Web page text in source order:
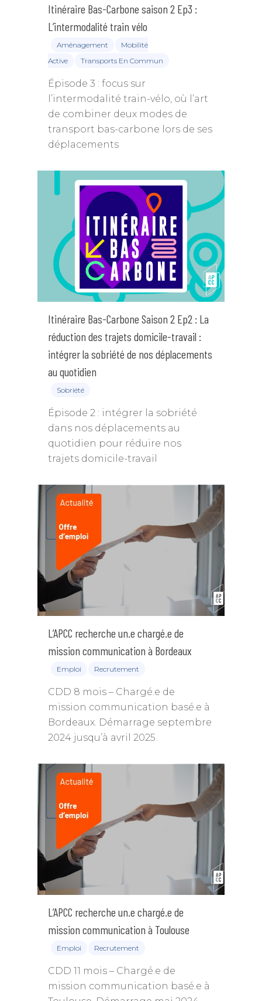
Itinéraire Bas-Carbone saison 2 Ep3 :
L’intermodalité train vélo
Aménagement
Mobilité
Active
Transports En Commun
Épisode 3 : focus sur
l’intermodalité train-vélo, où l’art
de combiner deux modes de
transport bas-carbone lors de ses
déplacements
Itinéraire Bas-Carbone Saison 2 Ep2 : La
réduction des trajets domicile-travail :
intégrer la sobriété de nos déplacements
au quotidien
Sobriété
Épisode 2 : intégrer la sobriété
dans nos déplacements au
quotidien pour réduire nos
trajets domicile-travail
L’APCC recherche un.e chargé.e de
mission communication à Bordeaux
Emploi Recrutement
CDD 8 mois – Chargé.e de
mission communication basé.e à
Bordeaux. Démarrage septembre
2024 jusqu’à avril 2025.
L’APCC recherche un.e chargé.e de
mission communication à Toulouse
Emploi Recrutement
CDD 11 mois – Chargé.e de
mission communication basé.e à